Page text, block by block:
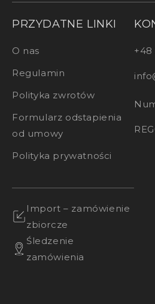
PRZYDATNE LINKI
O nas
Regulamin
Polityka zwrotów
Formularz odstapienia
od umowy
Polityka prywatności
Import – zamówienie
zbiorcze
Śledzenie
zamówienia
+48